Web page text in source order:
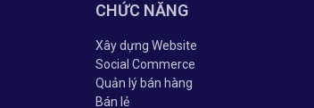
CHỨC NĂNG
Xây dựng Website
Social Commerce
Quản lý bán hàng
Bán lẻ